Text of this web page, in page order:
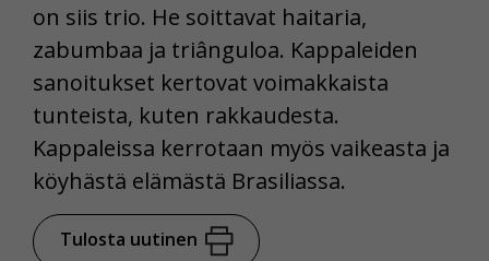
on siis trio. He soittavat haitaria,
zabumbaa ja triânguloa. Kappaleiden
sanoitukset kertovat voimakkaista
tunteista, kuten rakkaudesta.
Kappaleissa kerrotaan myös vaikeasta ja
köyhästä elämästä Brasiliassa.
Tulosta uutinen